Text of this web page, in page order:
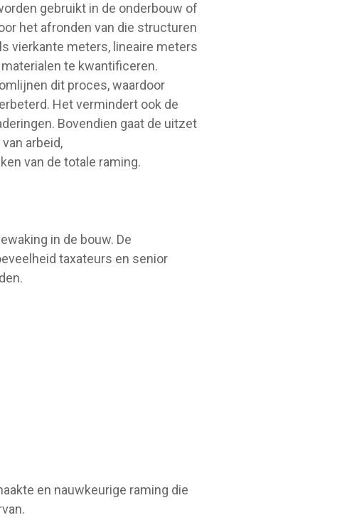
gebruikt in de onderbouw of
het afronden van die structuren
vierkante meters, lineaire meters
te kwantificeren.
dit proces, waardoor
Het vermindert ook de
Bovendien gaat de uitzet
arbeid,
van de totale raming.
in de bouw. De
taxateurs en senior
en nauwkeurige raming die